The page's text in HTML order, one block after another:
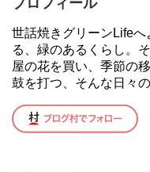
プロフィール
世話焼きグリーンLife
る、緑のあるくらし。
屋の花を買い、季節の
鼓を打つ、そんな日々